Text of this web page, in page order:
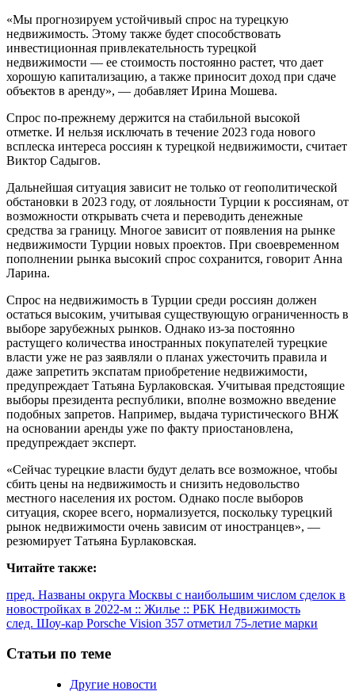
«Мы прогнозируем устойчивый спрос на турецкую
недвижимость. Этому также будет способствовать
инвестиционная привлекательность турецкой
недвижимости — ее стоимость постоянно растет, что дает
хорошую капитализацию, а также приносит доход при сдаче
объектов в аренду», — добавляет Ирина Мошева.
Спрос по-прежнему держится на стабильной высокой
отметке. И нельзя исключать в течение 2023 года нового
всплеска интереса россиян к турецкой недвижимости, считает
Виктор Садыгов.
Дальнейшая ситуация зависит не только от геополитической
обстановки в 2023 году, от лояльности Турции к россиянам, от
возможности открывать счета и переводить денежные
средства за границу. Многое зависит от появления на рынке
недвижимости Турции новых проектов. При своевременном
пополнении рынка высокий спрос сохранится, говорит Анна
Ларина.
Спрос на недвижимость в Турции среди россиян должен
остаться высоким, учитывая существующую ограниченность в
выборе зарубежных рынков. Однако из-за постоянно
растущего количества иностранных покупателей турецкие
власти уже не раз заявляли о планах ужесточить правила и
даже запретить экспатам приобретение недвижимости,
предупреждает Татьяна Бурлаковская. Учитывая предстоящие
выборы президента республики, вполне возможно введение
подобных запретов. Например, выдача туристического ВНЖ
на основании аренды уже по факту приостановлена,
предупреждает эксперт.
«Сейчас турецкие власти будут делать все возможное, чтобы
сбить цены на недвижимость и снизить недовольство
местного населения их ростом. Однако после выборов
ситуация, скорее всего, нормализуется, поскольку турецкий
рынок недвижимости очень зависим от иностранцев», —
резюмирует Татьяна Бурлаковская.
Читайте также:
Продолжить
чтение
пред. Названы округа Москвы с наибольшим числом сделок в
новостройках в 2022-м :: Жилье :: РБК Недвижимость
след. Шоу-кар Porsche Vision 357 отметил 75-летие марки
Статьи по теме
Другие новости